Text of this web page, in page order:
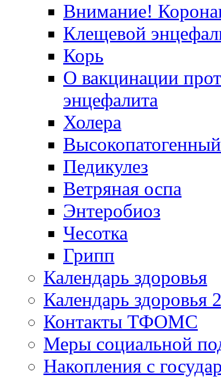
Внимание!
Клещевой
Корь
О вакцинации
энцефалита
Холера
Педикулез
Ветряная оспа
Энтеробиоз
Чесотка
Грипп
Календарь здоровья
Календарь здоровья
Контакты ТФОМС
Меры социальной
Накопления с